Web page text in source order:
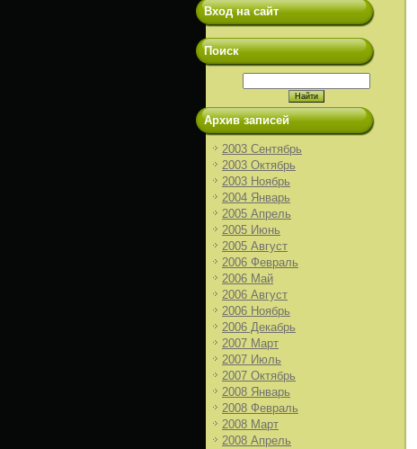
Вход на сайт
Поиск
Архив записей
2003 Сентябрь
2003 Октябрь
2003 Ноябрь
2004 Январь
2005 Апрель
2005 Июнь
2005 Август
2006 Февраль
2006 Май
2006 Август
2006 Ноябрь
2006 Декабрь
2007 Март
2007 Июль
2007 Октябрь
2008 Январь
2008 Февраль
2008 Март
2008 Апрель